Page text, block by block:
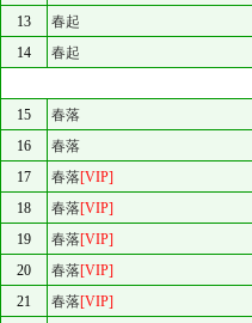
13
春起
14
春起
15 春落
16
春落
17
春落[VIP]
18
春落[VIP]
19
春落[VIP]
20
春落[VIP]
21
春落[VIP]